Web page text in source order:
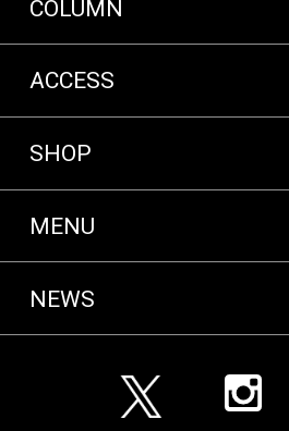
COLUMN
ACCESS
SHOP
MENU
NEWS